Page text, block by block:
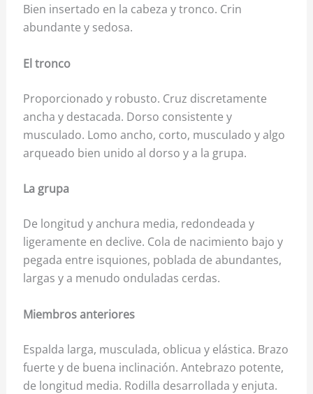
Bien insertado en la cabeza y tronco. Crin
abundante y sedosa.
El tronco
Proporcionado y robusto. Cruz discretamente
ancha y destacada. Dorso consistente y
musculado. Lomo ancho, corto, musculado y algo
arqueado bien unido al dorso y a la grupa.
La grupa
De longitud y anchura media, redondeada y
ligeramente en declive. Cola de nacimiento bajo y
pegada entre isquiones, poblada de abundantes,
largas y a menudo onduladas cerdas.
Miembros anteriores
Espalda larga, musculada, oblicua y elástica. Brazo
fuerte y de buena inclinación. Antebrazo potente,
de longitud media. Rodilla desarrollada y enjuta.